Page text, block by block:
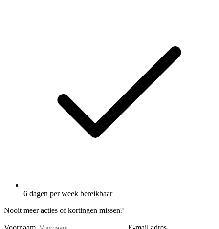
6 dagen per week bereikbaar
Nooit meer acties of kortingen missen?
Voornaam E-mail adres